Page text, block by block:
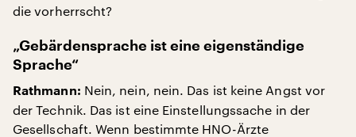
die vorherrscht?
„Gebärdensprache ist eine eigenständige
Sprache“
Rathmann: Nein, nein, nein. Das ist keine Angst vor
der Technik. Das ist eine Einstellungssache in der
Gesellschaft. Wenn bestimmte HNO-Ärzte